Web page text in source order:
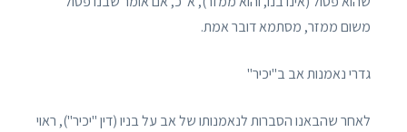
משום ממזר, מסתמא דובר אמת.
גדרי נאמנות אב ב"יכיר"
לאחר שהבאנו הסברות לנאמנותו של אב על בניו (דין "יכיר"), ראוי